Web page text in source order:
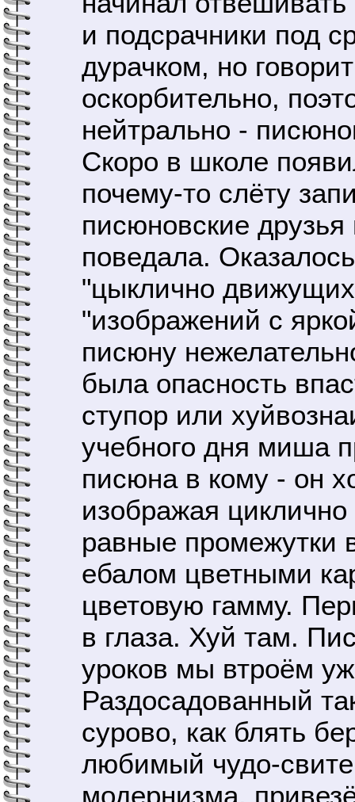
и подсрачники под
дурачком, но
оскорбительно,
нейтрально -
Скоро в школе
почему-то слёту
писюновские
поведала.
"цыклично
"изображений с
писюну
была опасность
ступор или
учебного дня миша
писюна в кому - он
изображая
равные промежутки
ебалом цветными
цветовую гамму.
в глаза. Хуй там.
уроков мы втроём
Раздосадованный
сурово, как блять
любимый чудо-
модернизма,